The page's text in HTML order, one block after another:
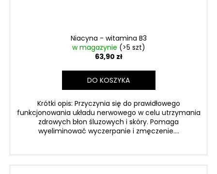
Niacyna - witamina B3
w magazynie (>5 szt)
63,90 zł
DO KOSZYKA
Krótki opis: Przyczynia się do prawidłowego
funkcjonowania układu nerwowego w celu utrzymania
zdrowych błon śluzowych i skóry. Pomaga
wyeliminować wyczerpanie i zmęczenie....